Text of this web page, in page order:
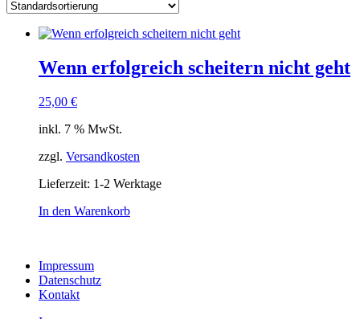
Wenn erfolgreich scheitern nicht geht
25,00 €
inkl. 7 % MwSt.
zzgl. Versandkosten
Lieferzeit: 1-2 Werktage
In den Warenkorb
Impressum
Datenschutz
Kontakt